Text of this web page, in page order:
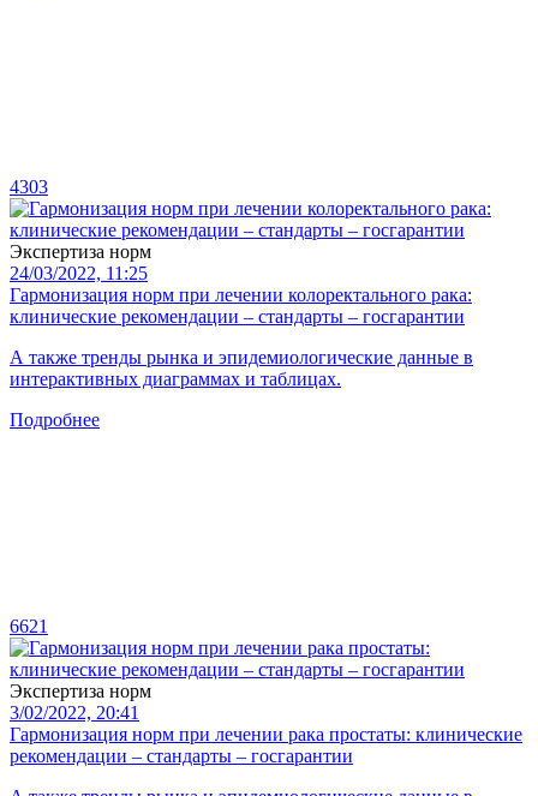
4303
Экспертиза норм
24/03/2022, 11:25
Гармонизация норм при лечении колоректального рака:
клинические рекомендации – стандарты – госгарантии
А также тренды рынка и эпидемиологические данные в
интерактивных диаграммах и таблицах.
Подробнее
6621
Экспертиза норм
3/02/2022, 20:41
Гармонизация норм при лечении рака простаты: клинические
рекомендации – стандарты – госгарантии